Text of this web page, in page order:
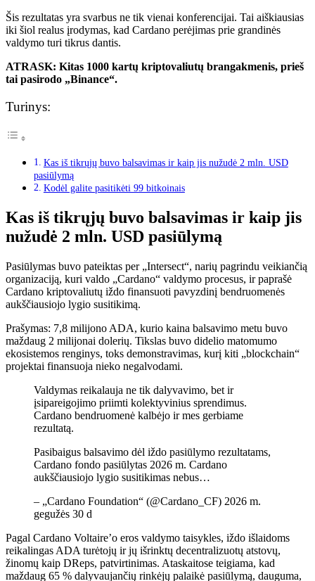
Šis rezultatas yra svarbus ne tik vienai konferencijai. Tai aiškiausias
iki šiol realus įrodymas, kad Cardano perėjimas prie grandinės
valdymo turi tikrus dantis.
ATRASK: Kitas 1000 kartų kriptovaliutų brangakmenis, prieš
tai pasirodo „Binance“.
Turinys:
Kas iš tikrųjų buvo balsavimas ir kaip jis nužudė 2 mln. USD
pasiūlymą
Kodėl galite pasitikėti 99 bitkoinais
Kas iš tikrųjų buvo balsavimas ir kaip jis
nužudė 2 mln. USD pasiūlymą
Pasiūlymas buvo pateiktas per „Intersect“, narių pagrindu veikiančią
organizaciją, kuri valdo „Cardano“ valdymo procesus, ir paprašė
Cardano kriptovaliutų iždo finansuoti pavyzdinį bendruomenės
aukščiausiojo lygio susitikimą.
Prašymas: 7,8 milijono ADA, kurio kaina balsavimo metu buvo
maždaug 2 milijonai dolerių. Tikslas buvo didelio matomumo
ekosistemos renginys, toks demonstravimas, kurį kiti „blockchain“
projektai finansuoja nieko negalvodami.
Valdymas reikalauja ne tik dalyvavimo, bet ir
įsipareigojimo priimti kolektyvinius sprendimus.
Cardano bendruomenė kalbėjo ir mes gerbiame
rezultatą.
Pasibaigus balsavimo dėl iždo pasiūlymo rezultatams,
Cardano fondo pasiūlytas 2026 m. Cardano
aukščiausiojo lygio susitikimas nebus…
– „Cardano Foundation“ (@Cardano_CF) 2026 m.
gegužės 30 d
Pagal Cardano Voltaire’o eros valdymo taisykles, iždo išlaidoms
reikalingas ADA turėtojų ir jų išrinktų decentralizuotų atstovų,
žinomų kaip DReps, patvirtinimas. Ataskaitose teigiama, kad
maždaug 65 % dalyvaujančių rinkėjų palaikė pasiūlymą, dauguma,